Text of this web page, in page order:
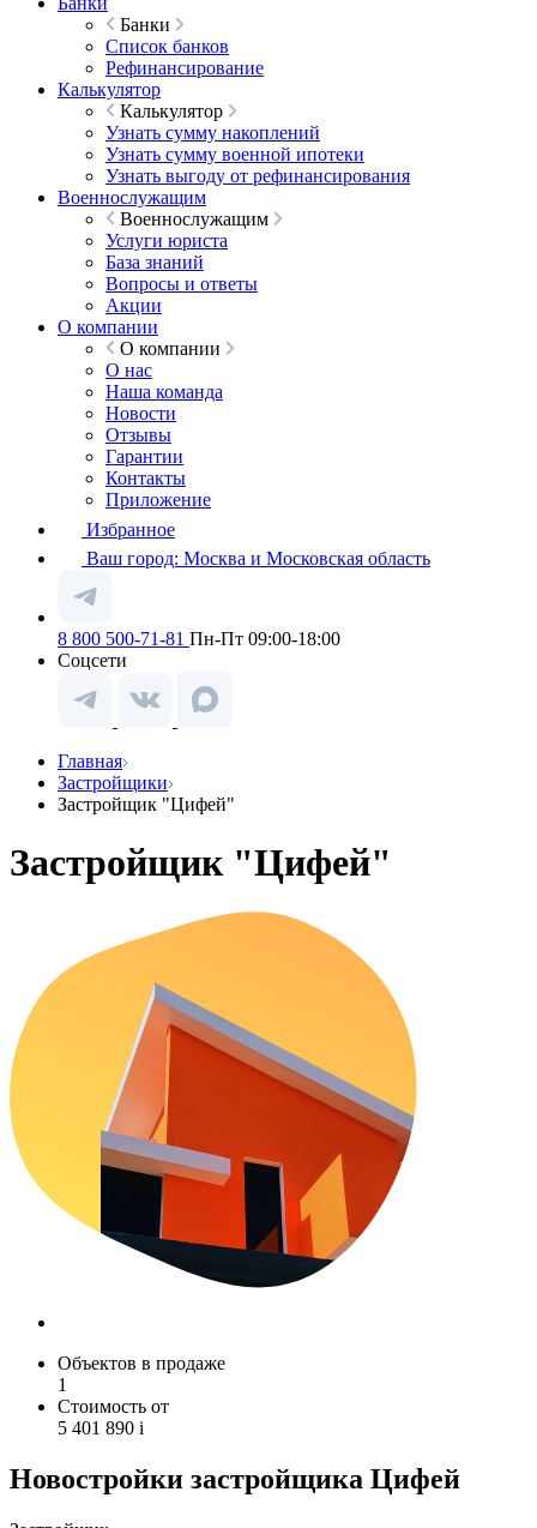
Банки
Список банков
Рефинансирование
Калькулятор
Калькулятор
Узнать сумму накоплений
Узнать сумму военной ипотеки
Узнать выгоду от рефинансирования
Военнослужащим
Военнослужащим
Услуги юриста
База знаний
Вопросы и ответы
Акции
О компании
О компании
О нас
Наша команда
Новости
Отзывы
Гарантии
Контакты
Приложение
Избранное
Ваш город: Москва и Московская область
8 800 500-71-81 Пн-Пт 09:00-18:00
Соцсети
Главная
Застройщики
Застройщик "Цифей"
Застройщик "Цифей"
Объектов в продаже
1
Стоимость от
5 401 890 i
Новостройки застройщика Цифей